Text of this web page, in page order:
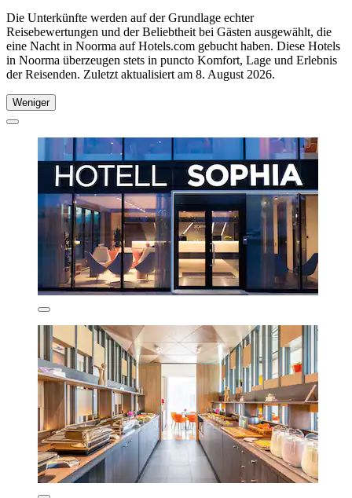
Die Unterkünfte werden auf der Grundlage echter
Reisebewertungen und der Beliebtheit bei Gästen ausgewählt, die
eine Nacht in Noorma auf Hotels.com gebucht haben. Diese Hotels
in Noorma überzeugen stets in puncto Komfort, Lage und Erlebnis
der Reisenden. Zuletzt aktualisiert am 8. August 2026.
Weniger